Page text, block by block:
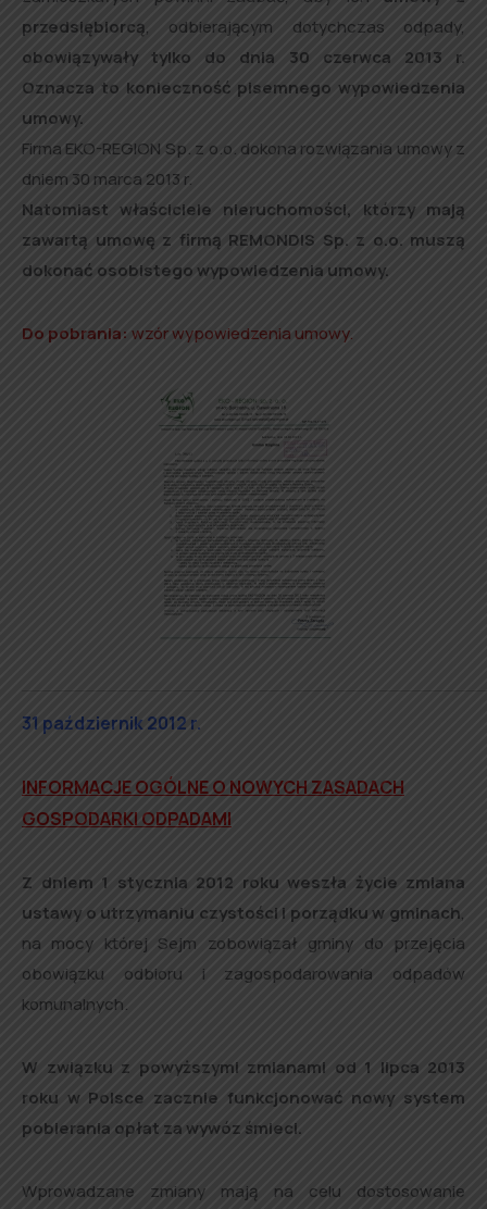
przedsiębiorcą, odbierającym dotychczas odpady,
obowiązywały tylko do dnia 30 czerwca 2013 r.
Oznacza to konieczność pisemnego wypowiedzenia
umowy.
Firma EKO-REGION Sp. z o.o. dokona rozwiązania umowy z
dniem 30 marca 2013 r.
Natomiast właściciele nieruchomości, którzy mają
zawartą umowę z firmą REMONDIS Sp. z o.o. muszą
dokonać osobistego wypowiedzenia umowy.
Do pobrania: wzór wypowiedzenia umowy.
31 październik 2012 r.
INFORMACJE OGÓLNE O NOWYCH ZASADACH
GOSPODARKI ODPADAMI
Z dniem 1 stycznia 2012 roku weszła życie zmiana
ustawy o utrzymaniu czystości i porządku w gminach,
na mocy której Sejm zobowiązał gminy do przejęcia
obowiązku odbioru i zagospodarowania odpadów
komunalnych.
W związku z powyższymi zmianami od 1 lipca 2013
roku w Polsce zacznie funkcjonować nowy system
pobierania opłat za wywóz śmieci.
Wprowadzane zmiany mają na celu dostosowanie